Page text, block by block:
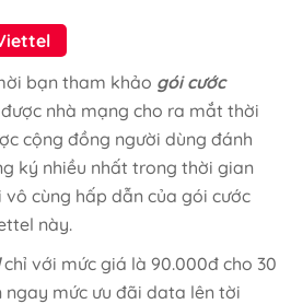
bạn tham khảo gói cước
nhà mạng cho ra mắt thời
cộng đồng người dùng đánh
ký nhiều nhất trong thời gian
cùng hấp dẫn của gói cước
này.
chỉ với mức giá là 90.000đ cho 30
ngay mức ưu đãi data lên tời